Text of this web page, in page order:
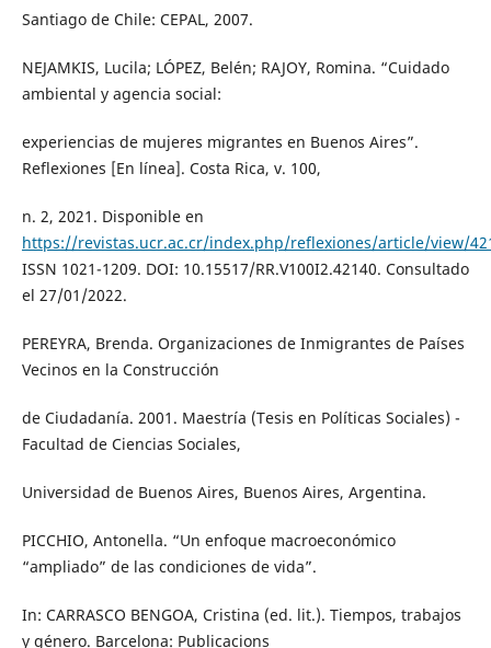
Santiago de Chile: CEPAL, 2007.
NEJAMKIS, Lucila; LÓPEZ, Belén; RAJOY, Romina. “Cuidado
ambiental y agencia social:
experiencias de mujeres migrantes en Buenos Aires”.
Reflexiones [En línea]. Costa Rica, v. 100,
n. 2, 2021. Disponible en
https://revistas.ucr.ac.cr/index.php/reflexiones/article/view/
ISSN 1021-1209. DOI: 10.15517/RR.V100I2.42140. Consultado
el 27/01/2022.
PEREYRA, Brenda. Organizaciones de Inmigrantes de Países
Vecinos en la Construcción
de Ciudadanía. 2001. Maestría (Tesis en Políticas Sociales) -
Facultad de Ciencias Sociales,
Universidad de Buenos Aires, Buenos Aires, Argentina.
PICCHIO, Antonella. “Un enfoque macroeconómico
“ampliado” de las condiciones de vida”.
In: CARRASCO BENGOA, Cristina (ed. lit.). Tiempos, trabajos
y género. Barcelona: Publicacions